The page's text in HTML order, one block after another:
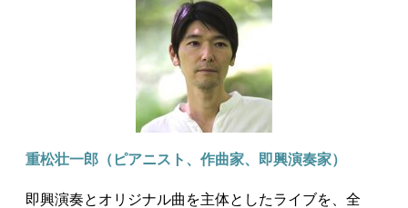
重松壮一郎（ピアニスト、作曲家、即興演奏家）
即興演奏とオリジナル曲を主体としたライブを、全